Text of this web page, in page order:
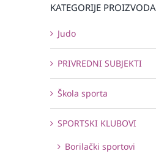
KATEGORIJE PROIZVODA
Judo
PRIVREDNI SUBJEKTI
Škola sporta
SPORTSKI KLUBOVI
Borilački sportovi